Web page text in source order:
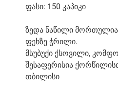
ფასი: 150 კაპიკი
ზედა ნაწილი მორთულია
ფეხზე ჭრილი.
მსუბუქი ქსოვილი,
შესაფერისია
თბილისი